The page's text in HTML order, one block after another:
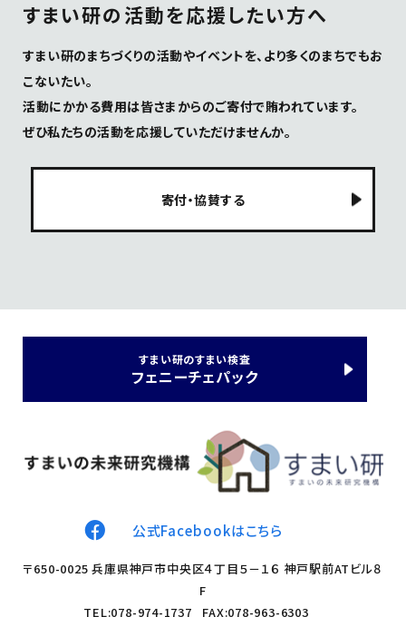
すまい研の活動を応援したい方へ
すまい研のまちづくりの活動やイベントを、より多くのまちでもお
こないたい。
活動にかかる費用は皆さまからのご寄付で賄われています。
ぜひ私たちの活動を応援していただけませんか。
寄付・協賛する
すまい研のすまい検査
フェニーチェパック
公式Facebookはこちら
〒650-0025 兵庫県神戸市中央区４丁目５－１６ 神戸駅前ATビル８
F
TEL:078-974-1737 FAX:078-963-6303